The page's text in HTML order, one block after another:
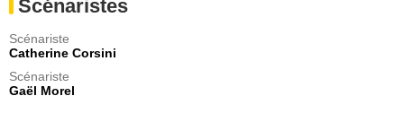
Scénaristes
Scénariste
Catherine Corsini
Scénariste
Gaël Morel